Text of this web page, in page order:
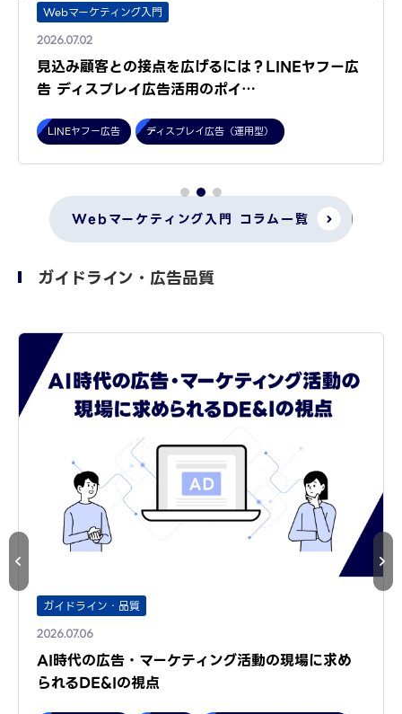
Webマーケティング入門
2026.07.02
見込み顧客との接点を広げるには？LINEヤフー広
告 ディスプレイ広告活用のポイ…
LINEヤフー広告 ディスプレイ広告（運用型）
Webマーケティング入門 コラム一覧
ガイドライン・広告品質
ガイドライン・品質
2026.07.06
AI時代の広告・マーケティング活動の現場に求め
られるDE&Iの視点